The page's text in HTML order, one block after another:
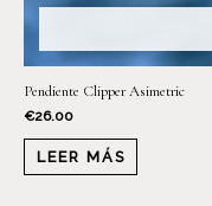
Pendiente Clipper Asimetric
€26.00
LEER MÁS